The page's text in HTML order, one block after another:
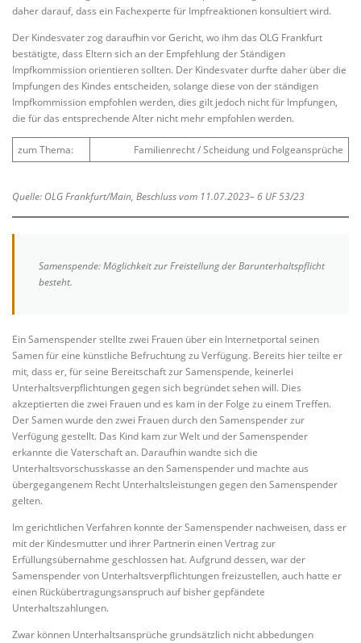
daher darauf, dass ein Fachexperte für Impfreaktionen konsultiert wird.
Der Kindesvater zog daraufhin vor Gericht, wo ihm das OLG Frankfurt
bestätigte, dass Eltern sich an der Empfehlung der Ständigen
Impfkommission orientieren sollten. Der Kindesvater durfte daher über die
Impfungen des Kindes entscheiden, solange diese von der ständigen
Impfkommission empfohlen werden, dies gilt jedoch nicht für Impfungen,
die für das entsprechende Alter nicht mehr empfohlen werden.
zum Thema: Familienrecht / Scheidung und Folgeansprüche
Quelle: OLG Frankfurt/Main, Beschluss vom 11.07.2023– 6 UF 53/23
Samenspende: Möglichkeit zur Freistellung der Barunterhaltspflicht
besteht.
Ein Samenspender stellte zwei Frauen über ein Internetportal seinen
Samen für eine künstliche Befruchtung zu Verfügung. Bereits hier teilte er
mit, dass er, für seine Bereitschaft zur Samenspende, keinerlei
Unterhaltsverpflichtungen gegen sich begründet sehen will. Dies
akzeptierten die zwei Frauen und es kam in der Folge zu einem Treffen.
Der Samen wurde den zwei Frauen durch den Samenspender zur
Verfügung gestellt. Das Kind kam zur Welt und der Samenspender
erkannte die Vaterschaft an. Daraufhin wandte sich die
Unterhaltsvorschusskasse an den Samenspender und machte aus
übergegangenem Recht Unterhaltsleistungen gegen den Samenspender
gelten.
Im gerichtlichen Verfahren konnte der Samenspender nachweisen, dass er
mit der Kindesmutter und ihrer Partnerin einen Vertrag zur
Erfüllungsübernahme geschlossen hat. Aufgrund dessen, war der
Samenspender von Unterhaltsverpflichtungen freizustellen, auch hatte er
einen Rückübertragungsanspruch auf bisher gepfändete
Unterhaltszahlungen.
Zwar können Unterhaltsansprüche grundsätzlich nicht abbedungen